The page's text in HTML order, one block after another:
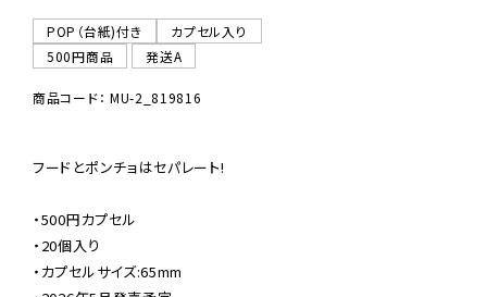
POP（台紙)付き
カプセル入り
500円商品
発送A
商品コード： MU-2_819816
フードとポンチョはセパレート!
・500円カプセル
・20個入り
・カプセルサイズ:65mm